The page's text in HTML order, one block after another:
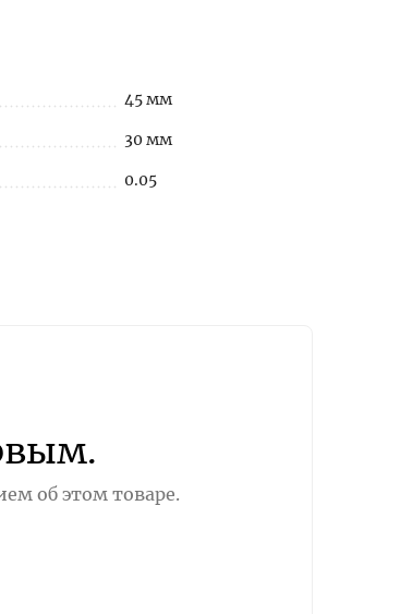
45 мм
30 мм
0.05
об этом товаре.